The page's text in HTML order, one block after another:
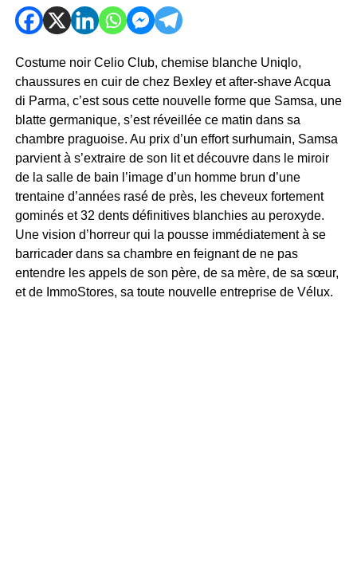
Costume noir Celio Club, chemise blanche Uniqlo,
chaussures en cuir de chez Bexley et after-shave Acqua
di Parma, c’est sous cette nouvelle forme que Samsa, une
blatte germanique, s’est réveillée ce matin dans sa
chambre praguoise. Au prix d’un effort surhumain, Samsa
parvient à s’extraire de son lit et découvre dans le miroir
de la salle de bain l’image d’un homme brun d’une
trentaine d’années rasé de près, les cheveux fortement
gominés et 32 dents définitives blanchies au peroxyde.
Une vision d’horreur qui la pousse immédiatement à se
barricader dans sa chambre en feignant de ne pas
entendre les appels de son père, de sa mère, de sa sœur,
et de ImmoStores, sa toute nouvelle entreprise de Vélux.